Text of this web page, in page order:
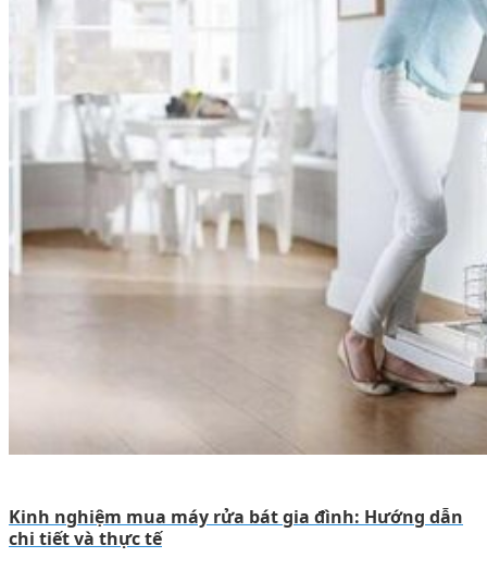
Kinh nghiệm mua máy rửa bát gia đình: Hướng dẫn
chi tiết và thực tế